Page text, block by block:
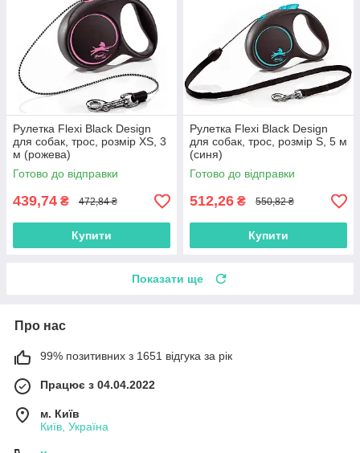
Рулетка Flexi Black Design
для собак, трос, розмір XS, 3
м (рожева)
Готово до відправки
439,74 ₴ 472,84 ₴
Купити
Рулетка Flexi Black Design
для собак, трос, розмір S, 5 м
(синя)
Готово до відправки
512,26 ₴ 550,82 ₴
Купити
Показати ще
Про нас
99% позитивних з 1651 відгука за рік
Працює з 04.04.2022
м. Київ
Київ, Україна